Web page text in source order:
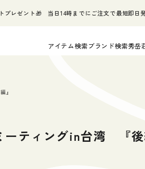
プレゼント🎁 当日14時までにご注文で最短即日
アイテム検索ブランド検索秀岳
』
ティングin台湾 『後